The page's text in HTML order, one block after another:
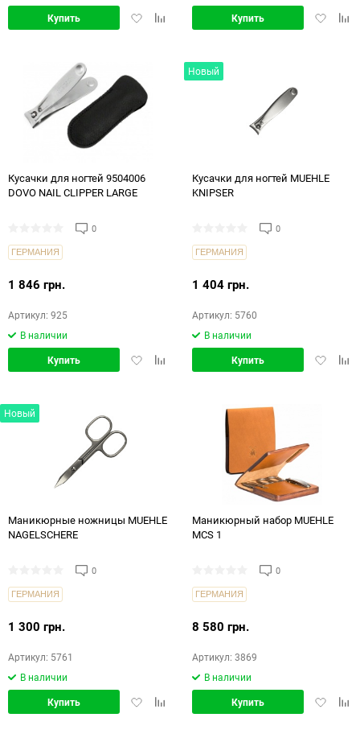
ДобавитьДобавить
Купить Купить
Кусачки для ногтей 9504006
DOVO NAIL CLIPPER LARGE
0
ГЕРМАНИЯ
1 846 грн.
Артикул: 925
В наличии
ДобавитьДобавить
Купить
Новый
Кусачки для ногтей MUEHLE
KNIPSER
0
ГЕРМАНИЯ
1 404 грн.
Артикул: 5760
В наличии
Купить
Новый
Маникюрные ножницы MUEHLE
NAGELSCHERE
0
ГЕРМАНИЯ
1 300 грн.
Артикул: 5761
В наличии
ДобавитьДобавить
Купить
Маникюрный набор MUEHLE
MCS 1
0
ГЕРМАНИЯ
8 580 грн.
Артикул: 3869
В наличии
Купить